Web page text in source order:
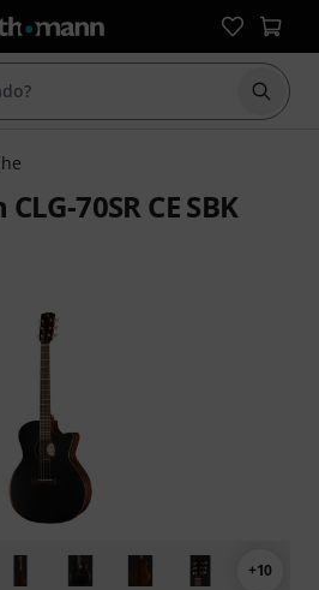
70SR CE SBK
su 30 valutazioni dei clienti
+10